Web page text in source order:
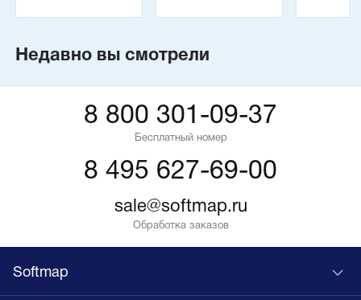
Недавно вы смотрели
8 800 301-09-37
Бесплатный номер
8 495 627-69-00
sale@softmap.ru
Обработка заказов
Softmap